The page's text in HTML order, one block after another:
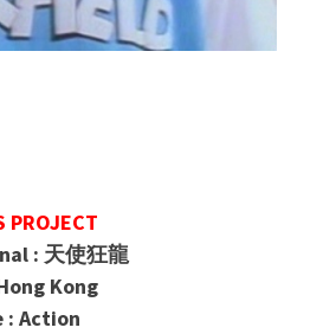
PROJECT
: 天使狂龍
Kong
: Action